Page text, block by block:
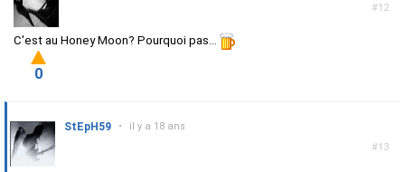
#12
C'est au Honey Moon? Pourquoi pas...
0
#13
StEpH59 • il y a 18 ans